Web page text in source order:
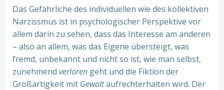
Das Gefährliche des individuellen wie des kollektiven
Narzissmus ist in psychologischer Perspektive vor
allem darin zu sehen, dass das Interesse am anderen
– also an allem, was das Eigene übersteigt, was
fremd, unbekannt und nicht so ist, wie man selbst,
zunehmend verloren geht und die Fiktion der
Großartigkeit mit Gewaltaufrechterhalten wird. Der